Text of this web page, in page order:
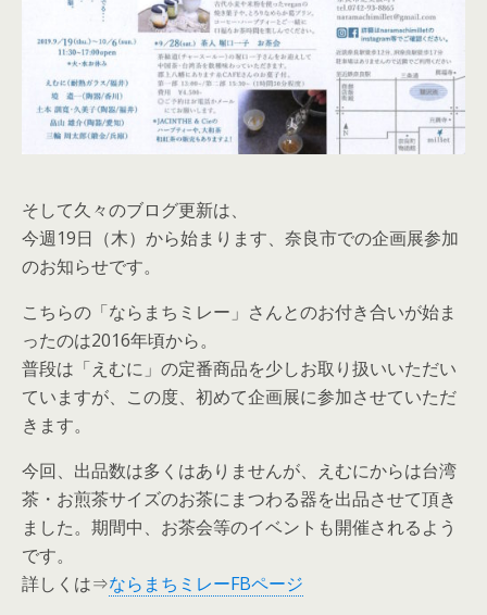
そして久々のブログ更新は、
今週19日（木）から始まります、奈良市での企画展参加
のお知らせです。
こちらの「ならまちミレー」さんとのお付き合いが始ま
ったのは2016年頃から。
普段は「えむに」の定番商品を少しお取り扱いいただい
ていますが、この度、初めて企画展に参加させていただ
きます。
今回、出品数は多くはありませんが、えむにからは台湾
茶・お煎茶サイズのお茶にまつわる器を出品させて頂き
ました。期間中、お茶会等のイベントも開催されるよう
です。
詳しくは⇒ならまちミレーFBページ